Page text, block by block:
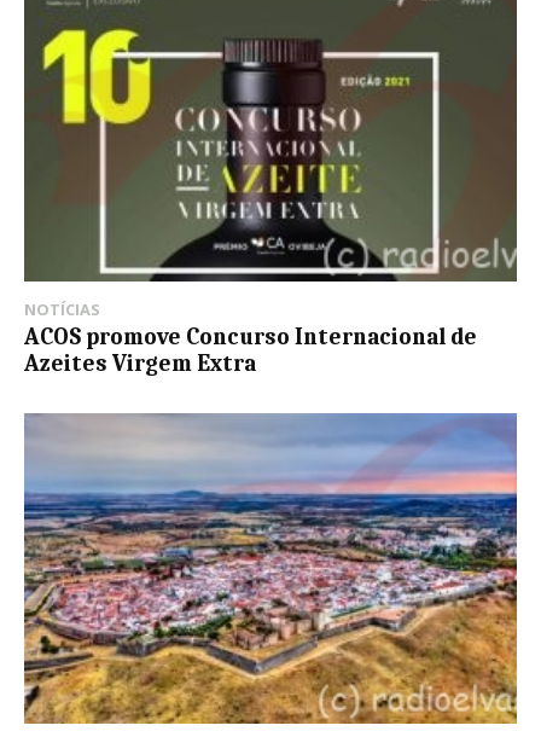
NOTÍCIAS
ACOS promove Concurso Internacional de
Azeites Virgem Extra